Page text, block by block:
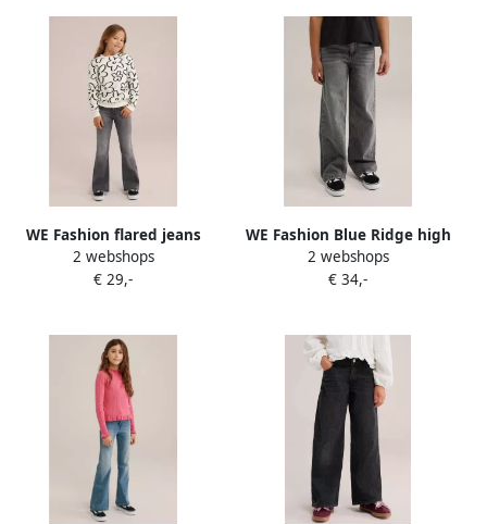
WE Fashion flared jeans
dark grey Grijs Meisjes
Stretchdenim 122
2 webshops
€ 29,-
WE Fashion Blue Ridge high
waist wide leg jeans grey
denim Grijs Effen 122
2 webshops
€ 34,-